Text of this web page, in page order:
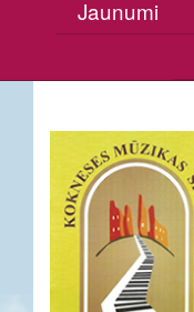
Jaunumi